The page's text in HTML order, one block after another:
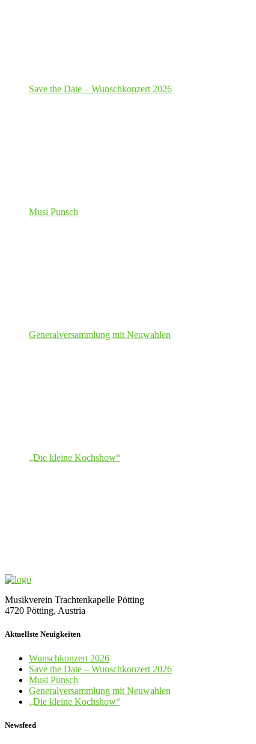
Save the Date – Wunschkonzert 2026
Musi Punsch
Generalversammlung mit Neuwahlen
„Die kleine Kochshow“
Musikverein Trachtenkapelle Pötting
4720 Pötting, Austria
Aktuellste Neuigkeiten
Wunschkonzert 2026
Save the Date – Wunschkonzert 2026
Musi Punsch
Generalversammlung mit Neuwahlen
„Die kleine Kochshow“
Newsfeed